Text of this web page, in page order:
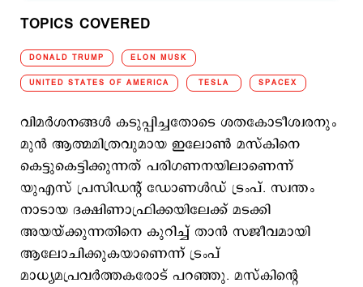
TOPICS COVERED
DONALD TRUMP ELON MUSK
UNITED STATES OF AMERICA TESLA SPACEX
വിമര്‍ശനങ്ങള്‍ കടുപ്പിച്ചതോടെ ശതകോടീശ്വരനും
മുന്‍ ആത്മമിത്രവുമായ ഇലോണ്‍ മസ്കിനെ
കെട്ടുകെട്ടിക്കുന്നത് പരിഗണനയിലാണെന്ന്
യുഎസ് പ്രസിഡന്‍റ് ഡോണള്‍ഡ് ട്രംപ്. സ്വന്തം
നാടായ ദക്ഷിണാഫ്രിക്കയിലേക്ക് മടക്കി
അയയ്ക്കുന്നതിനെ കുറിച്ച് താന്‍ സജീവമായി
ആലോചിക്കുകയാണെന്ന് ട്രംപ്
മാധ്യമപ്രവര്‍ത്തകരോട് പറ‍ഞ്ഞു. മസ്കിന്‍റെ